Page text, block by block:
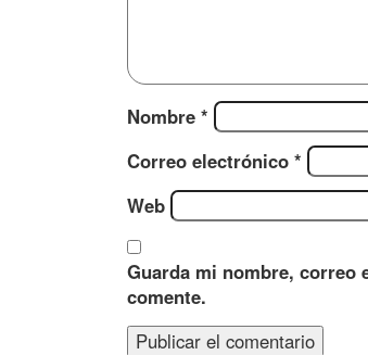
Nombre *
Correo electrónico *
Web
Guarda mi nombre, correo
comente.